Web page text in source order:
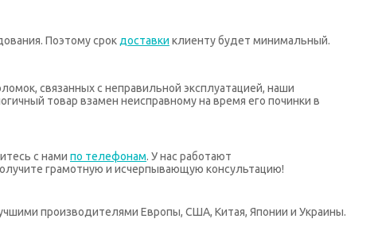
Поэтому срок доставки клиенту будет минимальный.
связанных с неправильной эксплуатацией, наши
товар взамен неисправному на время его починки в
с нами по телефонам. У нас работают
грамотную и исчерпывающую консультацию!
производителями Европы, США, Китая, Японии и Украины.